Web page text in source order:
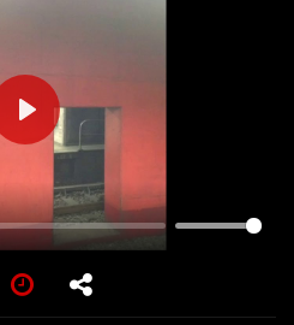
PLAY